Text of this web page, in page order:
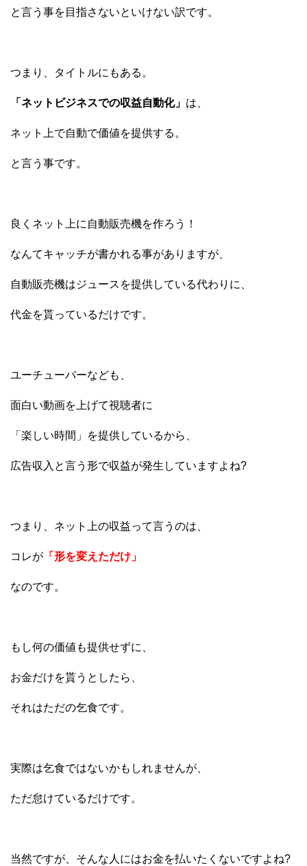
と言う事を目指さないといけない訳です。
つまり、タイトルにもある。
「ネットビジネスでの収益自動化」 は、
ネット上で自動で価値を提供する。
と言う事です。
良くネット上に自動販売機を作ろう！
なんてキャッチが書かれる事がありますが、
自動販売機はジュースを提供している代わりに、
代金を貰っているだけです。
ユーチューバーなども、
面白い動画を上げて視聴者に
「楽しい時間」を提供しているから、
広告収入と言う形で収益が発生していますよね?
つまり、ネット上の収益って言うのは、
コレが 「形を変えただけ」
なのです。
もし何の価値も提供せずに、
お金だけを貰うとしたら、
それはただの乞食です。
実際は乞食ではないかもしれませんが、
ただ怠けているだけです。
当然ですが、そんな人にはお金を払いたくないですよね?